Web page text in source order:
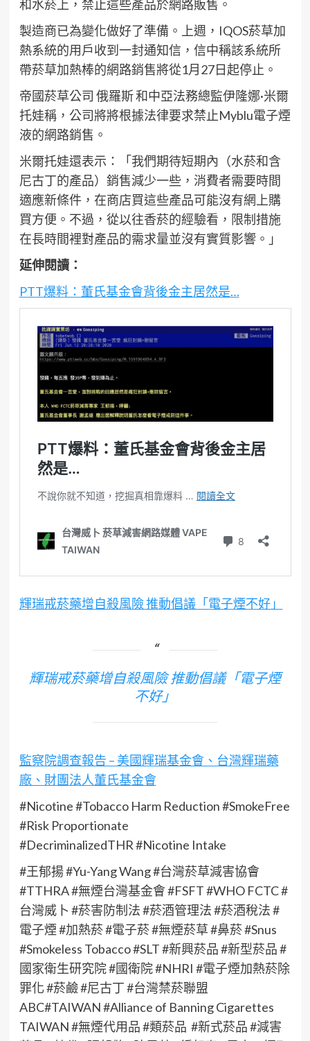
和水菸上，禁止這些產品於網路販售。
製造商已為變化做好了準備。上週，IQOS菸草加
熱系統的用戶收到一封通知信，信中稱該系統所
帶菸草加熱棒的網路銷售將從1月27日起停止。
帝國菸草公司 俄羅斯 和中亞法務總監伊隆娜·米爾
托娃稱，公司將將根據法律要求禁止Myblu電子煙
液的網路銷售。
米爾托娃還表示：「我們期待短期內（水菸和含
尼古丁的產品）銷售減少一些，消費者需要時間
適應新條件，在商店買這些產品可能沒有網上購
買方便。不過，從以往香菸的經驗看，限制措施
在長時間裡對產品的需求量並沒有實質影響。」
延伸閱讀：
PTT爆料：董氏基金會背後金主居然是…
輝瑞戒菸藥增自殺風險 推動倡議「電子煙不好」
輝瑞戒菸藥增自殺風險 推動倡議「電子煙
不好」
監察院調查報告 – 美國輝瑞基金會、台灣輝瑞藥
廠、財團法人董氏基金會
#Nicotine #Tobacco Harm Reduction #SmokeFree
#Risk Proportionate
#DecriminalizedTHR #Nicotine Intake
#王郁揚 #Yu-Yang Wang #台灣菸草減害協會
#TTHRA #無煙台灣基金會 #FSFT #WHO FCTC #
台灣威卜 #菸害防制法 #菸酒管理法 #菸酒稅法 #
電子煙 #加熱菸 #電子菸 #無煙菸草 #鼻菸 #Snus
#Smokeless Tobacco #SLT #新興菸品 #新型菸品 #
國家衛生研究院 #國衛院 #NHRI #電子煙加熱菸除
罪化 #菸鹼 #尼古丁 #台灣禁菸聯盟
ABC#TAIWAN #Alliance of Banning Cigarettes
TAIWAN #無煙代用品 #類菸品 #新式菸品 #減害